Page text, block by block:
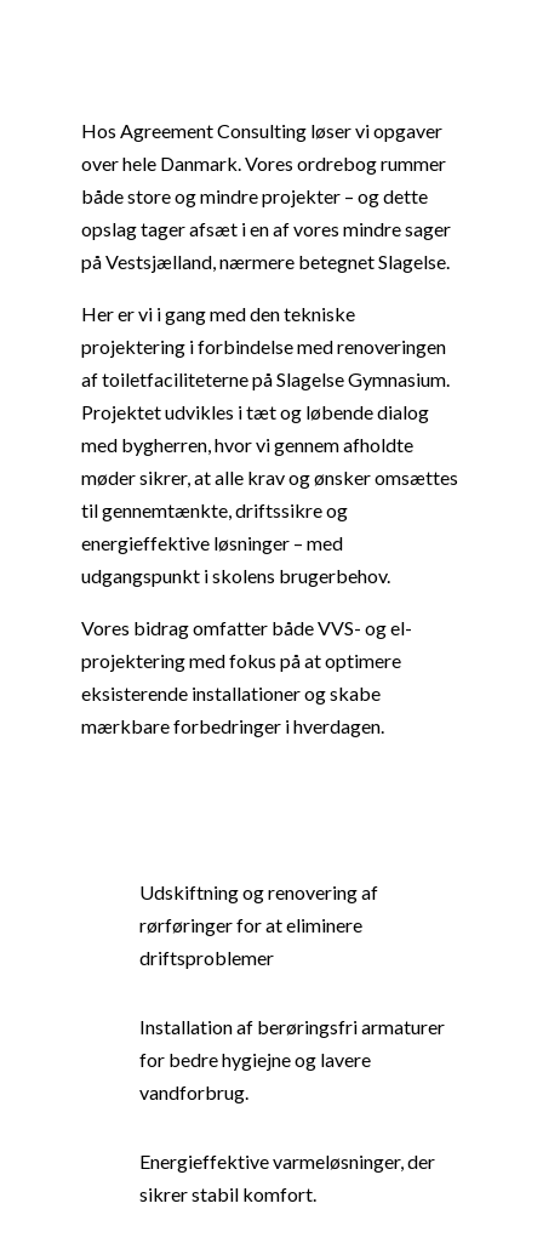
Hos Agreement Consulting løser vi opgaver
over hele Danmark. Vores ordrebog rummer
både store og mindre projekter – og dette
opslag tager afsæt i en af vores mindre sager
på Vestsjælland, nærmere betegnet Slagelse.
Her er vi i gang med den tekniske
projektering i forbindelse med renoveringen
af toiletfaciliteterne på Slagelse Gymnasium.
Projektet udvikles i tæt og løbende dialog
med bygherren, hvor vi gennem afholdte
møder sikrer, at alle krav og ønsker omsættes
til gennemtænkte, driftssikre og
energieffektive løsninger – med
udgangspunkt i skolens brugerbehov.
Vores bidrag omfatter både VVS- og el-
projektering med fokus på at optimere
eksisterende installationer og skabe
mærkbare forbedringer i hverdagen.
Udskiftning og renovering af
rørføringer for at eliminere
driftsproblemer
Installation af berøringsfri armaturer
for bedre hygiejne og lavere
vandforbrug.
Energieffektive varmeløsninger, der
sikrer stabil komfort.